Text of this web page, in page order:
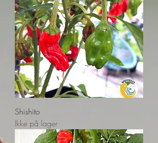
Shishito
Ikke på lager